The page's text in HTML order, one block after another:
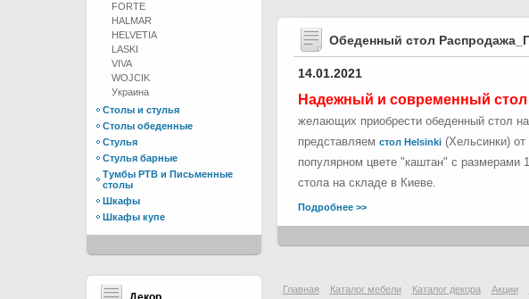
FORTE
HALMAR
HELVETIA
LASKI
VIVA
WOJCIK
Украина
Столы и стулья
Столы обеденные
Стулья
Стулья барные
Тумбы РТВ и Письменные
столы
Шкафы
Шкафы купе
Обеденный стол
14.01.2021
Надежный и современный стол
желающих приобрести обеденный стол
представляем стол Helsinki (Хельсинки)
популярном цвете "каштан" с размерами
стола на складе в Киеве.
Подробнее >>
Главная Каталог мебели Каталог декора Акции